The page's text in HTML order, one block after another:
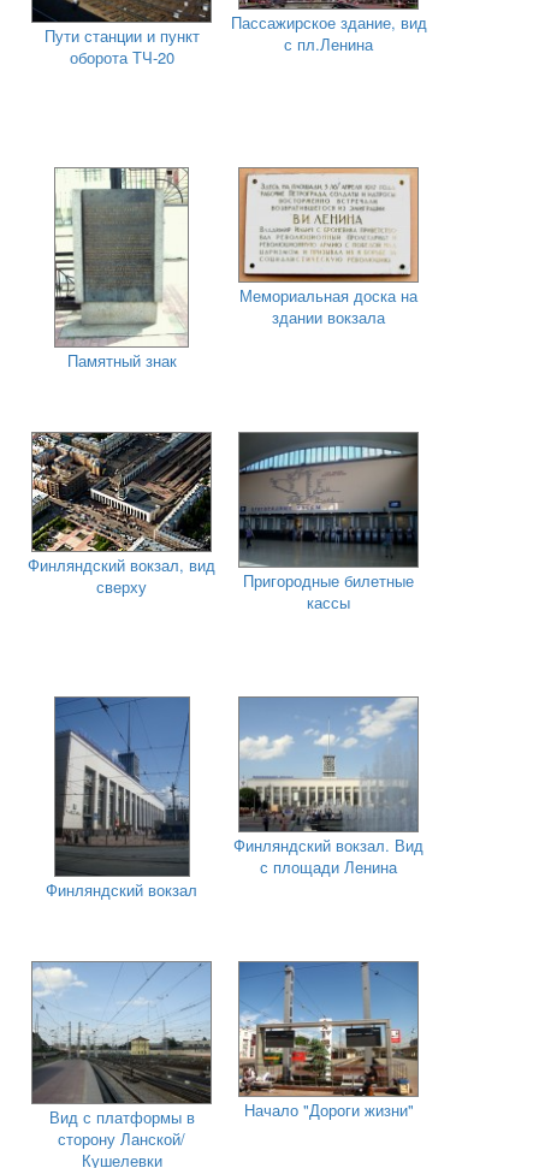
Пути станции и пункт
оборота ТЧ-20
Пассажирское здание, вид
с пл.Ленина
Памятный знак
Мемориальная доска на
здании вокзала
Финляндский вокзал, вид
сверху
Пригородные билетные
кассы
Финляндский вокзал
Финляндский вокзал. Вид
с площади Ленина
Вид с платформы в
сторону Ланской/
Кушелевки
Начало "Дороги жизни"